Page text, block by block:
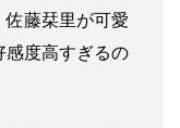
佐藤栞里が可愛
感度高すぎるの